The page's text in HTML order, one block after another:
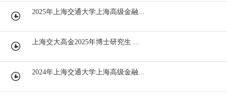
2025年上海交通大学上海高级金融...
上海交大高金2025年博士研究生 ...
2024年上海交通大学上海高级金融...